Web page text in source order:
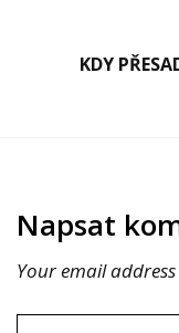
KDY
Napsat
Your email